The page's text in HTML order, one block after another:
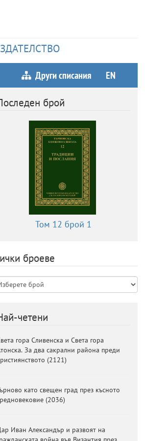
Други списания EN
брой
Том 12 брой 1
броеве
четени
гора Сливенска и Света гора
За два сакрални района преди
(2121)
като свещен град през късното
(2036)
Иван Александър и развоят на